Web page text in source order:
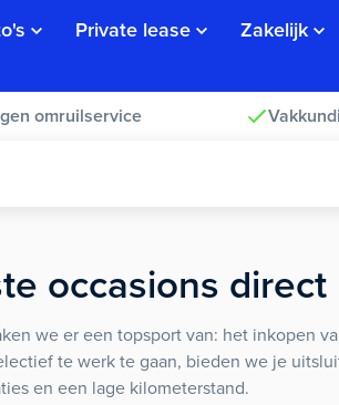
Private lease Zakelijk
omruilservice
occasions
we er een topsport van: het inkopen
te werk te gaan, bieden we je
en een lage kilometerstand.